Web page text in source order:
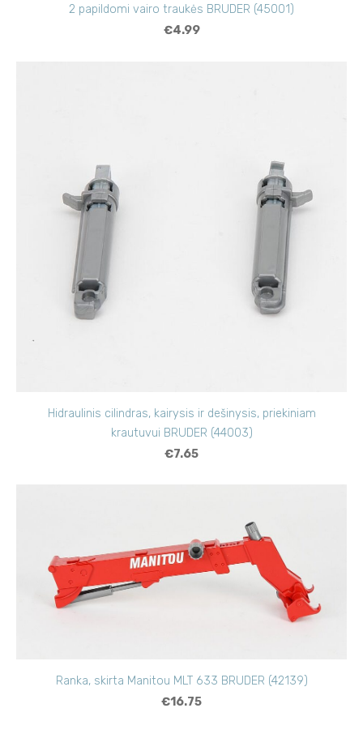
2 papildomi vairo traukės BRUDER (45001)
€4.99
Hidraulinis cilindras, kairysis ir dešinysis, priekiniam
krautuvui BRUDER (44003)
€7.65
Ranka, skirta Manitou MLT 633 BRUDER (42139)
€16.75